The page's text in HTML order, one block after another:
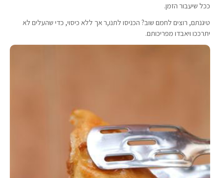
ככל שיעבור הזמן.
טיגנתם, רוצים לחמם שוב? הכניסו לתנו,ר אך ללא כיסוי, כדי שהעלים לא
יתרככו ויאבדו מפריכותם.